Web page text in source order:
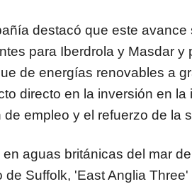
destacó que este
para Iberdrola y Masdar y
de energías renovables a
directo en la inversión en
de empleo y el refuerzo de la
aguas británicas del mar
de Suffolk, 'East Anglia